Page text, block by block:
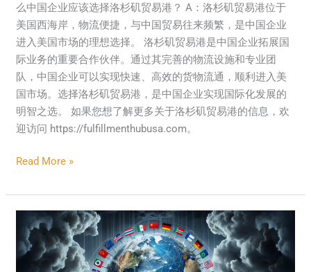
么中国企业应该选择洛杉矶贸易港？ A：洛杉矶贸易港位于
美国西海岸，物流便捷，与中国贸易往来频繁，是中国企业
进入美国市场的理想选择。 洛杉矶贸易港是中国企业拓展国
际业务的重要合作伙伴。通过其完善的物流设施和专业团
队，中国企业可以实现快速、高效的货物流通，顺利进入美
国市场。选择洛杉矶贸易港，是中国企业实现国际化发展的
明智之选。 如果您想了解更多关于洛杉矶贸易港的信息，欢
迎访问 https://fulfillmenthubusa.com。
Read More »
Trade
Wars:
The